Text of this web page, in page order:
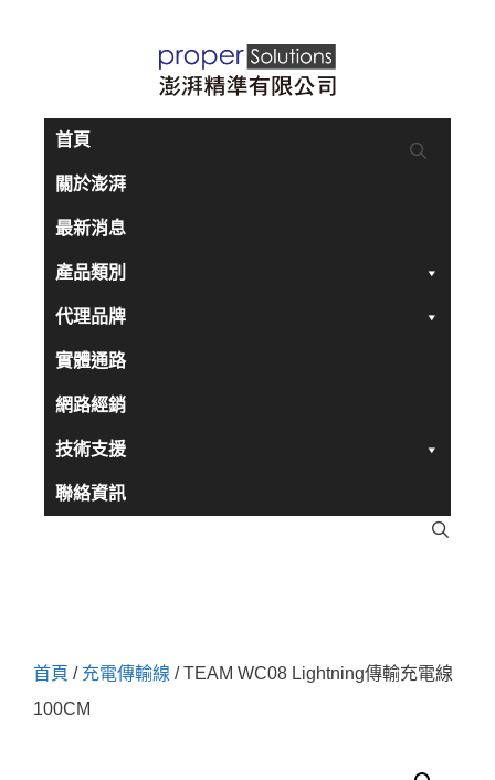
首頁
關於澎湃
最新消息
產品類別
代理品牌
實體通路
網路經銷
技術支援
聯絡資訊
首頁 / 充電傳輸線 / TEAM WC08 Lightning傳輸充電線
100CM